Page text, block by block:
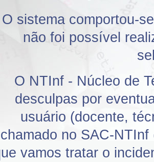
O sistema comportou-
não foi possível
O NTInf - Núcleo de
desculpas por
usuário (docente,
chamado no SAC-NTInf
vamos tratar o